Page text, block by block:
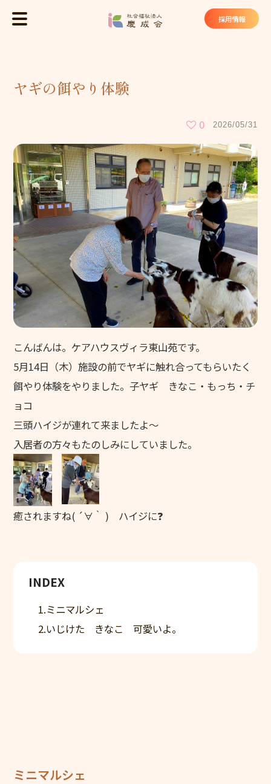
社会福祉
採用情報
慶成会について
私たちが大切にしていること
慶成会の取り組み
サービス・施設
ケアハウス ヴィラ東山苑
グリーンヒルズ東山
グループホーム 花みずき
ケアレジデンス東山
東山苑デイサービスセンター
きさらぎデイサービスセンター
デイサービスセンター野の花
ヘルパーステーション やわらぎ
介護計画相談センター こすもす
地域包括支援センター 和地
キッズホームてんとうむし
採用エントリー
ヤギの餌やり体験
2026/05/31
0
こんばんは。ケアハウスヴィラ東山苑です。
5月14日（木）施設の前でヤギに触れ合ってもらいたく
餌やり体験をやりました。子ヤギ きなこ・もっち・チ
ョコ
三頭ハイジが連れて来ましたよ～
入居者の方々もたのしみにしていました。
癒されますね( ´∀｀ ) ハイジに❓
INDEX
1.ミニマルシェ
2.いじけた きなこ 可愛いよ。
ミニマルシェ